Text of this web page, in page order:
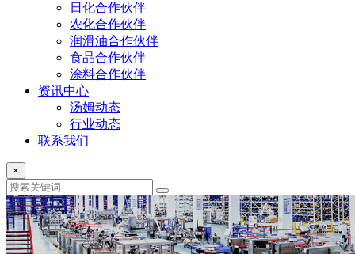
日化合作伙伴
农化合作伙伴
润滑油合作伙伴
食品合作伙伴
涂料合作伙伴
资讯中心
汤姆动态
行业动态
联系我们
×